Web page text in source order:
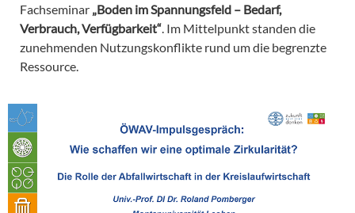
Fachseminar „Boden im Spannungsfeld – Bedarf,
Verbrauch, Verfügbarkeit“ . Im Mittelpunkt standen die
zunehmenden Nutzungskonflikte rund um die begrenzte
Ressource.